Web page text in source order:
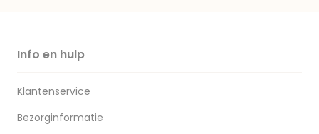
Info en hulp
Klantenservice
Bezorginformatie